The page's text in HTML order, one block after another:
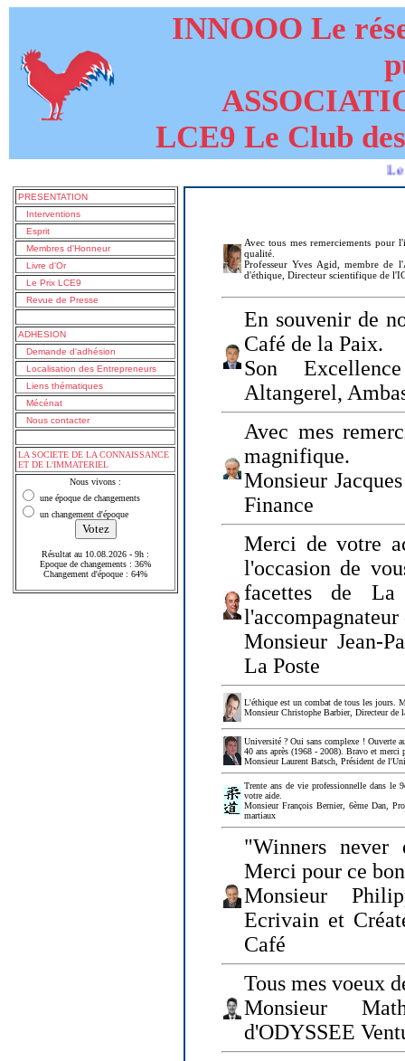
INNOOO Le
LCE9 Le Club
Le livre de
PRESENTATION
Interventions
Esprit
Membres d'Honneur
Livre d'Or
Le Prix LCE9
Revue de Presse
ADHESION
Demande d'adhésion
Localisation des Entrepreneurs
Liens thématiques
Mécénat
Nous contacter
LA SOCIETE DE LA CONNAISSANCE
ET DE L'IMMATERIEL
Nous vivons :
une époque de changements
un changement d'époque
Résultat au 10.08.2026 - 9h :
Epoque de changements : 36%
Changement d'époque : 64%
Avec tous mes remerciements pour
qualité.
Professeur Yves Agid, membre de
d'éthique, Directeur scientifique de
En souvenir de
Café de la Paix.
Son
Altangerel,
Avec mes
magnifique.
Monsieur
Finance
Merci de votre
l'occasion de
facettes de
Monsieur Jean-
La Poste
L'éthique est un combat de tous les jours.
Monsieur Christophe Barbier, Directeur de
Université ? Oui sans complexe ! Ouverte
40 ans après (1968 - 2008). Bravo et merci
Monsieur Laurent Batsch, Président de
Trente ans de vie professionnelle dans le
votre aide.
Monsieur François Bernier, 6ème Dan,
martiaux
"Winners
Merci pour ce
Monsieur
Ecrivain et
Café
Tous mes voeux
Monsieur
d'ODYSSEE